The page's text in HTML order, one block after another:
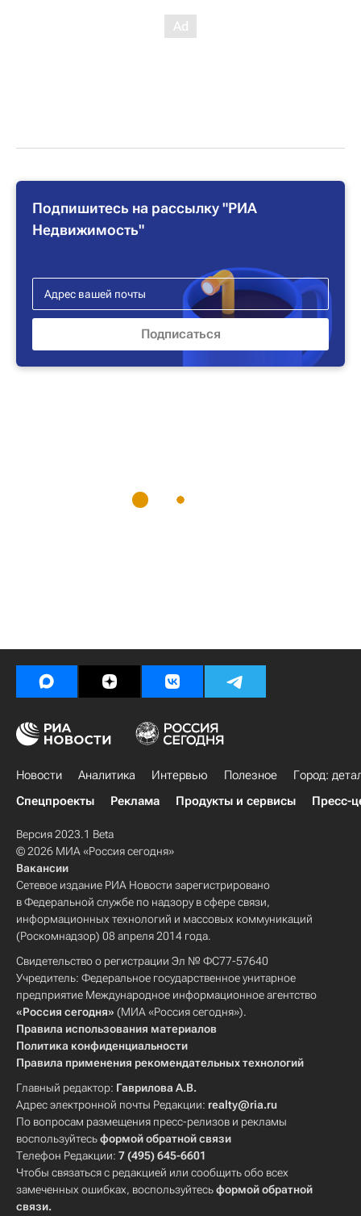
Подпишитесь на рассылку "РИА
Недвижимость"
Новости Аналитика Интервью Полезное
Город:
Спецпроекты
Реклама Продукты и сервисы Пресс-
Версия 2023.1 Beta
© 2026 МИА «Россия сегодня»
Вакансии
Сетевое издание РИА Новости зарегистрировано
в Федеральной службе по надзору в сфере связи,
информационных технологий и массовых коммуникаций
(Роскомнадзор) 08 апреля 2014 года.
Свидетельство о регистрации Эл № ФС77-57640
Учредитель: Федеральное государственное унитарное
предприятие Международное информационное агентство
«Россия сегодня» (МИА «Россия сегодня»).
Правила использования материалов
Политика конфиденциальности
Правила применения рекомендательных технологий
Главный редактор: Гаврилова А.В.
Адрес электронной почты Редакции: realty@ria.ru
По вопросам размещения пресс-релизов и рекламы
воспользуйтесьформой обратной связи
Телефон Редакции: 7 (495) 645-6601
Чтобы связаться с редакцией или сообщить обо всех
замеченных ошибках, воспользуйтесьформой обратной
связи.